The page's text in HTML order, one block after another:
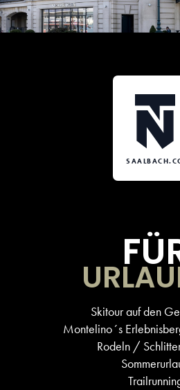
Skitour auf den
Montelino´s
Rodeln /